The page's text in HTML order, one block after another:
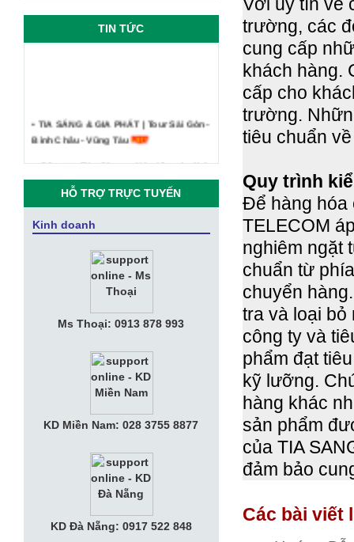
trường, các
cung cấp
khách hàng.
cấp cho
trường.
tiêu chuẩn
Quy trình
Để hàng hóa
TELECOM
nghiêm ngặt
chuẩn từ
chuyển
tra và loại
công ty và
phẩm đạt
kỹ lưỡng.
hàng khác
sản phẩm
của TIA
đảm bảo
Các bài viết
TIN TỨC
• TIA SÁNG & GIA PHÁT | Tour Sài Gòn -
Bình Châu - Vũng Tàu
• Công ty Tia Sáng - Kỷ niệm du lịch
• CEO Vingroup: “Sau smartphone,
SmartTV, điều hòa, tủ lạnh thông minh”
• VNPT hỗ trợ Cổng thông tin giúp Hà
Nam, Phú Yên phát triển du lịch thông
• Giới Thiệu Tổng Quan Công Ty Tia
• Thư Mời Họp Mặt "Kỷ Niệm 10 Năm
Thành Lập Tia Sáng Telecom"
mềm bán hàng phủ khắp Việt Nam với
• Tuyển Nhân viên Kế Toán Văn phòng
• Tuyển Nhân Viên Kinh Doanh
• Apple muốn chia tay Amazon, tự làm
HỖ TRỢ TRỰC TUYẾN
Kinh doanh
Ms Thoại: 0913 878 993
KD Miền Nam: 028 3755 8877
KD Đà Nẵng: 0917 522 848